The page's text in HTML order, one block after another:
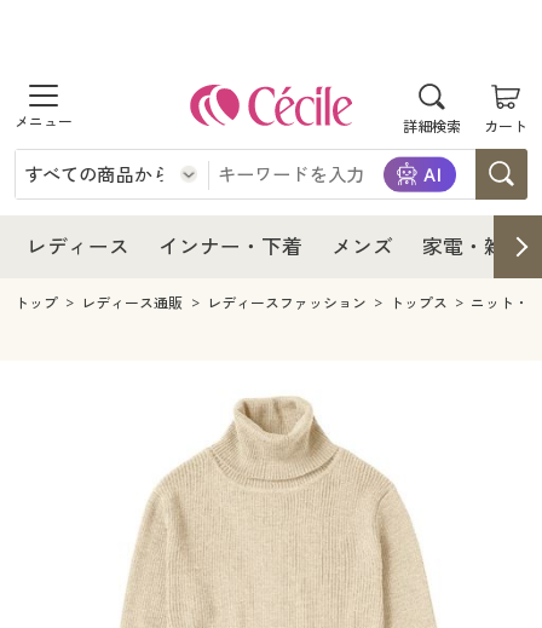
詳細検索 カート
商品を探す
レディース
レディースファッション
インナー・下着
インナー・下着通販すべて
ジュニア・ティーンズ下着
メンズ
キッチン・雑貨・日用品
寝具・インテリア・家具
寝具・インテリア・家具通販すべて
美容・健康通販すべて
制服・スクール
レディース インナー・下着 メンズ 家電・雑貨
レディース
レディース通販すべて
レディースファッション
インナー・下着
インナー・下着通販すべて
ジュニア・ティーンズ下着
メンズ
キッチン・雑貨・日用品
寝具・インテリア・家具通販すべて
寝具・ベッド
美容・健康通販すべて
美容・健康・サプリメント
制服・スクール
制服・スクールすべて
制服・学生服
大きいサイズ
大きいサイズ通販すべて
トップ レディース通販 レディースファッション トップス ニット・